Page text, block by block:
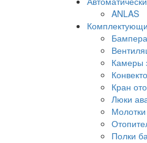
ANLAS
Бампера
Камеры
Кран
Люки
Полки